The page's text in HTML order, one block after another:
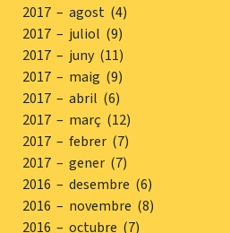
2017 – agost (4)
2017 – juliol (9)
2017 – juny (11)
2017 – maig (9)
2017 – abril (6)
2017 – març (12)
2017 – febrer (7)
2017 – gener (7)
2016 – desembre (6)
2016 – novembre (8)
2016 – octubre (7)